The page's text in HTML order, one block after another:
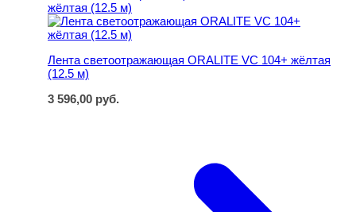
Лента светоотражающая ORALITE VC 104+ жёлтая
(12.5 м)
3 596,00 руб.